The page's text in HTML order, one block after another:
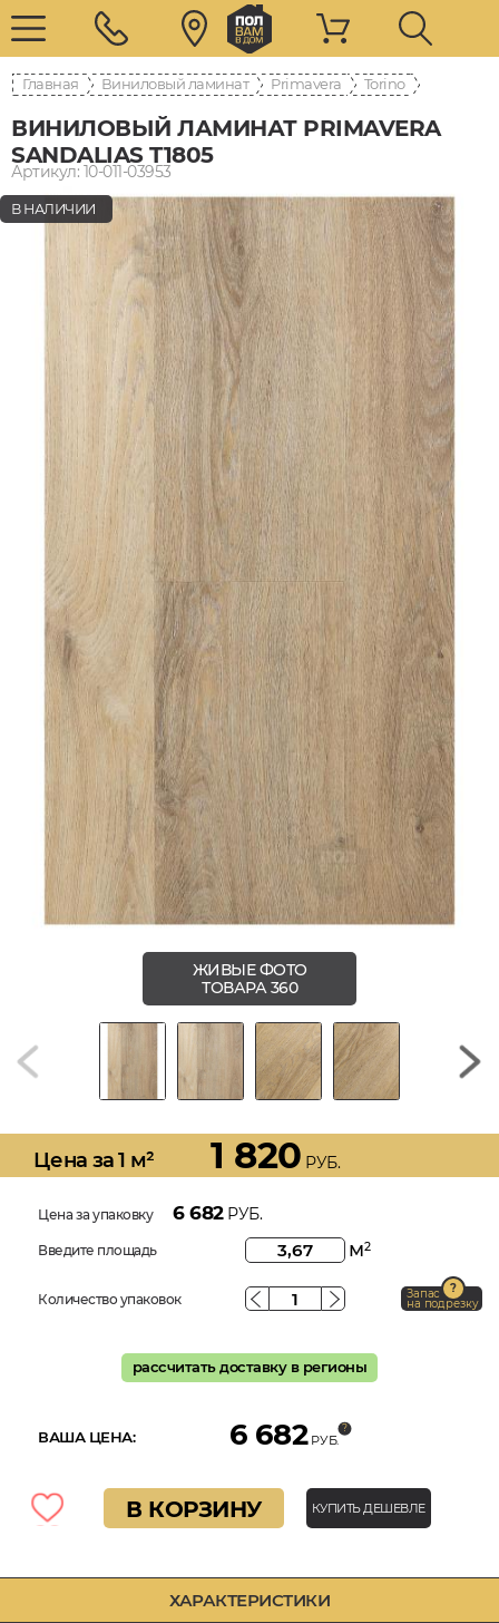
Главная Виниловый ламинат Primavera Torino
ВИНИЛОВЫЙ ЛАМИНАТ PRIMAVERA
SANDALIAS T1805
Артикул: 10-011-03953
ХАРАКТЕРИСТИКИ
В НАЛИЧИИ
ЖИВЫЕ ФОТО
ТОВАРА 360
Цена за 1 м² 1 820 РУБ.
Цена за упаковку 6 682РУБ.
Введите площадь м2
Количество упаковок Запас
на подрезку
рассчитать доставку в регионы
ВАША ЦЕНА: 6 682 РУБ.
В КОРЗИНУ КУПИТЬ ДЕШЕВЛЕ